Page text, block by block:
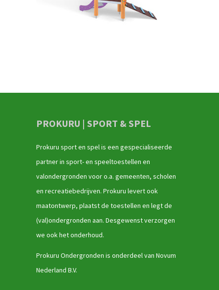
PROKURU | SPORT & SPEL
Prokuru sport en spel is een gespecialiseerde
partner in sport- en speeltoestellen en
valondergronden voor o.a. gemeenten, scholen
en recreatiebedrijven. Prokuru levert ook
maatontwerp, plaatst de toestellen en legt de
(val)ondergronden aan. Desgewenst verzorgen
we ook het onderhoud.
Prokuru Ondergronden is onderdeel van Novum
Nederland B.V.